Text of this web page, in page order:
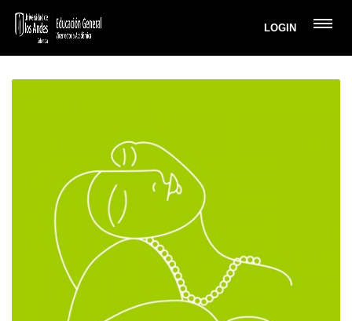
LOGIN